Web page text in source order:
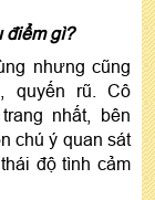
điểm gì?
nhưng cũng
quyến rũ. Cô
nhất, bên
chú ý quan sát
độ tình cảm